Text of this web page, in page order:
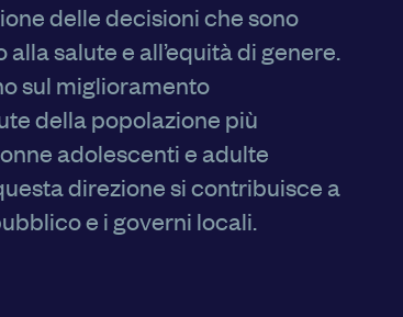
delle decisioni che sono
salute e all’equità di genere.
sul miglioramento
della popolazione più
adolescenti e adulte
direzione si contribuisce a
e i governi locali.